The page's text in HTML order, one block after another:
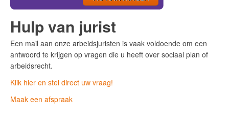
Hulp van jurist
Een mail aan onze arbeidsjuristen is vaak voldoende om een
antwoord te krijgen op vragen die u heeft over sociaal plan of
arbeidsrecht.
Klik hier en stel direct uw vraag!
Maak een afspraak